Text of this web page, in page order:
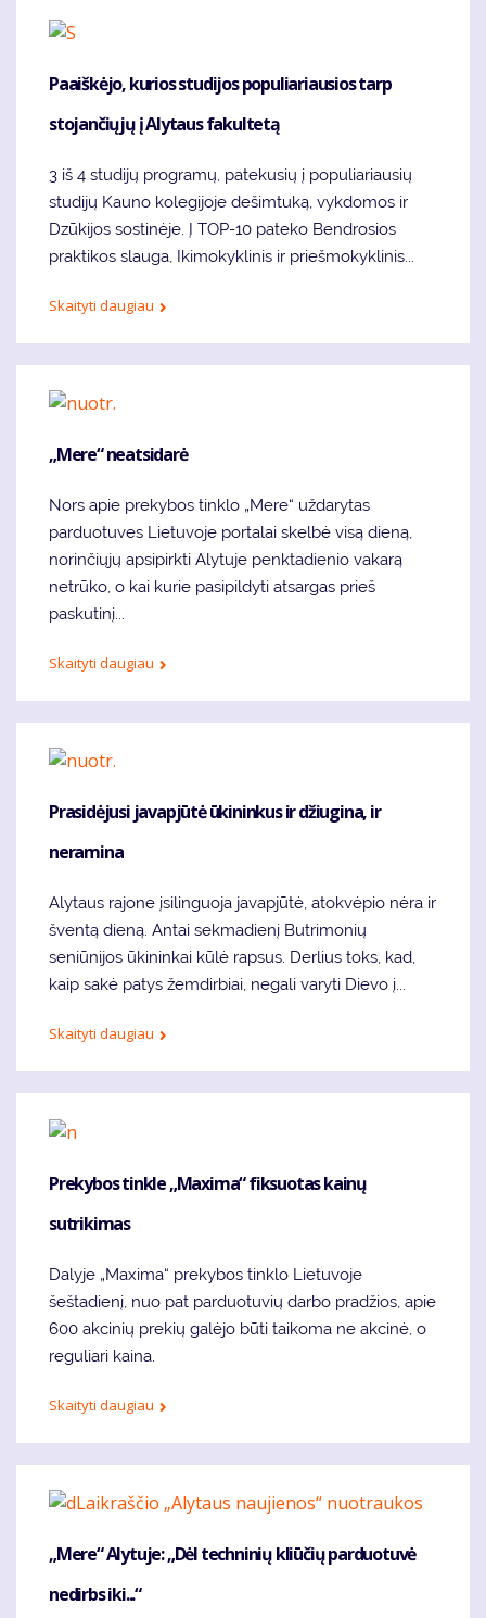
Paaiškėjo, kurios studijos populiariausios tarp
stojančiųjų į Alytaus fakultetą
3 iš 4 studijų programų, patekusių į populiariausių
studijų Kauno kolegijoje dešimtuką, vykdomos ir
Dzūkijos sostinėje. Į TOP-10 pateko Bendrosios
praktikos slauga, Ikimokyklinis ir priešmokyklinis...
Skaityti daugiau
„Mere“ neatsidarė
Nors apie prekybos tinklo „Mere“ uždarytas
parduotuves Lietuvoje portalai skelbė visą dieną,
norinčiųjų apsipirkti Alytuje penktadienio vakarą
netrūko, o kai kurie pasipildyti atsargas prieš
paskutinį...
Skaityti daugiau
Prasidėjusi javapjūtė ūkininkus ir džiugina, ir
neramina
Alytaus rajone įsilinguoja javapjūtė, atokvėpio nėra ir
šventą dieną. Antai sekmadienį Butrimonių
seniūnijos ūkininkai kūlė rapsus. Derlius toks, kad,
kaip sakė patys žemdirbiai, negali varyti Dievo į...
Skaityti daugiau
Prekybos tinkle „Maxima“ fiksuotas kainų
sutrikimas
Dalyje „Maxima“ prekybos tinklo Lietuvoje
šeštadienį, nuo pat parduotuvių darbo pradžios, apie
600 akcinių prekių galėjo būti taikoma ne akcinė, o
reguliari kaina.
Skaityti daugiau
„Mere“ Alytuje: „Dėl techninių kliūčių parduotuvė
nedirbs iki...“